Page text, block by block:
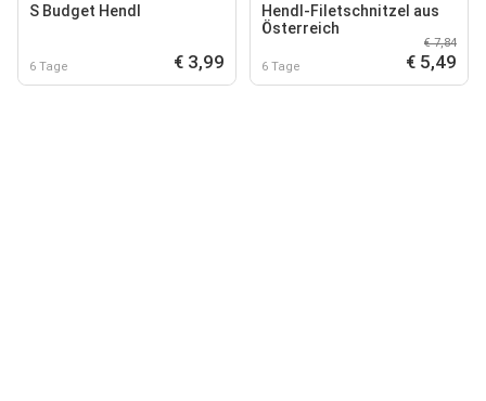
S Budget Hendl
6 Tage € 3,99
Hendl-Filetschnitzel aus
Österreich
6 Tage
€ 7,84
€ 5,49